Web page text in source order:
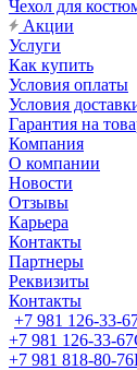
Чехол для
Акции
Услуги
Как купить
Условия оплаты
Условия
Гарантия на
Компания
О компании
Новости
Отзывы
Карьера
Контакты
Партнеры
Реквизиты
Контакты
+7 981 126-33-
+7 981 126-33-67
+7 981 818-80-76